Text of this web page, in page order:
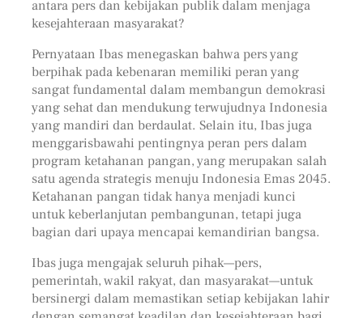
antara pers dan kebijakan publik dalam menjaga
kesejahteraan masyarakat?
Pernyataan Ibas menegaskan bahwa pers yang
berpihak pada kebenaran memiliki peran yang
sangat fundamental dalam membangun demokrasi
yang sehat dan mendukung terwujudnya Indonesia
yang mandiri dan berdaulat. Selain itu, Ibas juga
menggarisbawahi pentingnya peran pers dalam
program ketahanan pangan, yang merupakan salah
satu agenda strategis menuju Indonesia Emas 2045.
Ketahanan pangan tidak hanya menjadi kunci
untuk keberlanjutan pembangunan, tetapi juga
bagian dari upaya mencapai kemandirian bangsa.
Ibas juga mengajak seluruh pihak—pers,
pemerintah, wakil rakyat, dan masyarakat—untuk
bersinergi dalam memastikan setiap kebijakan lahir